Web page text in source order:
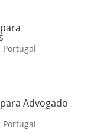
Advogado